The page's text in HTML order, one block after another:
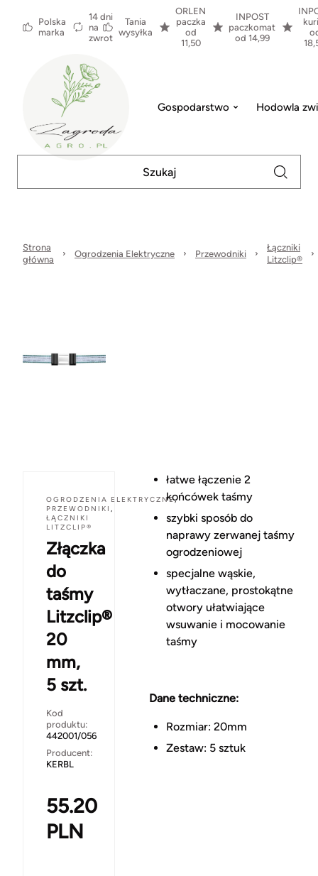
Polska
marka
14 dni
na
zwrot
Tania
wysyłka
ORLEN
paczka
od
11,50
INPOST
paczkomat
od 14,99
Gospodarstwo Hodowla
Strona
główna
Ogrodzenia Elektryczne Przewodniki
Łączniki
Litzclip®
OGRODZENIA ELEKTRYCZNE,
PRZEWODNIKI ,
ŁĄCZNIKI
LITZCLIP®
Złączka
do
taśmy
Litzclip®
20
mm,
5 szt.
Kod
produktu:
442001/056
Producent:
KERBL
55.20
PLN
łatwe łączenie 2
końcówek taśmy
szybki sposób do
naprawy zerwanej taśmy
ogrodzeniowej
specjalne wąskie,
wytłaczane, prostokątne
otwory ułatwiające
wsuwanie i mocowanie
taśmy
Dane techniczne:
Rozmiar: 20mm
Zestaw: 5 sztuk